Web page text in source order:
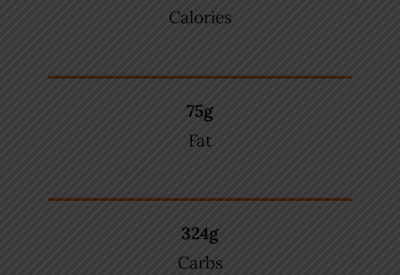
Calories
75g
Fat
324g
Carbs